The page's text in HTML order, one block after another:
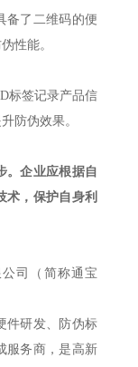
备了二维码的便
性能。
标签记录产品信
防伪效果。
。企业应根据自
术，保护自身利
司（简称通宝
件研发、防伪标
服务商，是高新